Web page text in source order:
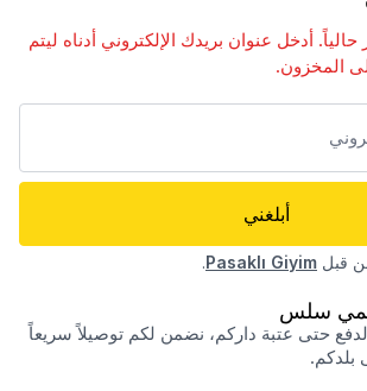
أدخل عنوان بريدك الإلكتروني أدناه ليتم
المخزون.
أبلغني
قبل Pasaklı Giyim
.
سلس
حتى عتبة داركم، نضمن لكم توصيلاً سريعاً
بلدكم.